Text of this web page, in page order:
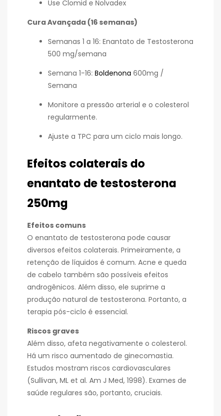
Use Clomid e Nolvadex
Cura Avançada (16 semanas)
Semanas 1 a 16: Enantato de Testosterona
500 mg/semana
Semana 1-16: Boldenona 600mg /
Semana
Monitore a pressão arterial e o colesterol
regularmente.
Ajuste a TPC para um ciclo mais longo.
Efeitos colaterais do
enantato de testosterona
250mg
Efeitos comuns
O enantato de testosterona pode causar
diversos efeitos colaterais. Primeiramente, a
retenção de líquidos é comum. Acne e queda
de cabelo também são possíveis efeitos
androgênicos. Além disso, ele suprime a
produção natural de testosterona. Portanto, a
terapia pós-ciclo é essencial.
Riscos graves
Além disso, afeta negativamente o colesterol.
Há um risco aumentado de ginecomastia.
Estudos mostram riscos cardiovasculares
(Sullivan, ML et al. Am J Med, 1998). Exames de
saúde regulares são, portanto, cruciais.